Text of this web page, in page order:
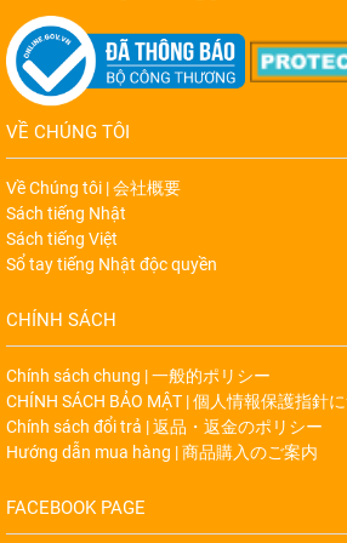
VỀ CHÚNG TÔI
Về Chúng tôi | 会社概要
Sách tiếng Nhật
Sách tiếng Việt
Sổ tay tiếng Nhật độc quyền
CHÍNH SÁCH
Chính sách chung | 一般的ポリシー
CHÍNH SÁCH BẢO MẬT | 個人情報保護指針
Chính sách đổi trả | 返品・返金のポリシー
Hướng dẫn mua hàng | 商品購入のご案内
FACEBOOK PAGE